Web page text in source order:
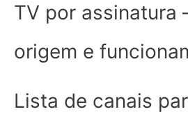
TV por assinatura
origem e
Lista de canais